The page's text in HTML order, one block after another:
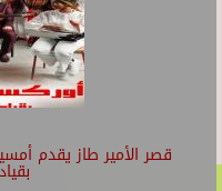
قصر الأمير طاز يقدم